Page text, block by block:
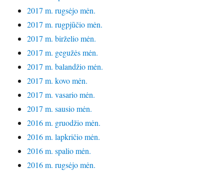
2017 m. rugsėjo mėn.
2017 m. rugpjūčio mėn.
2017 m. birželio mėn.
2017 m. gegužės mėn.
2017 m. balandžio mėn.
2017 m. kovo mėn.
2017 m. vasario mėn.
2017 m. sausio mėn.
2016 m. gruodžio mėn.
2016 m. lapkričio mėn.
2016 m. spalio mėn.
2016 m. rugsėjo mėn.